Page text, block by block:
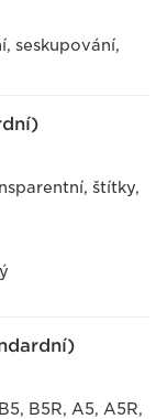
seskupování,
štítky,
B5R, A5, A5R,